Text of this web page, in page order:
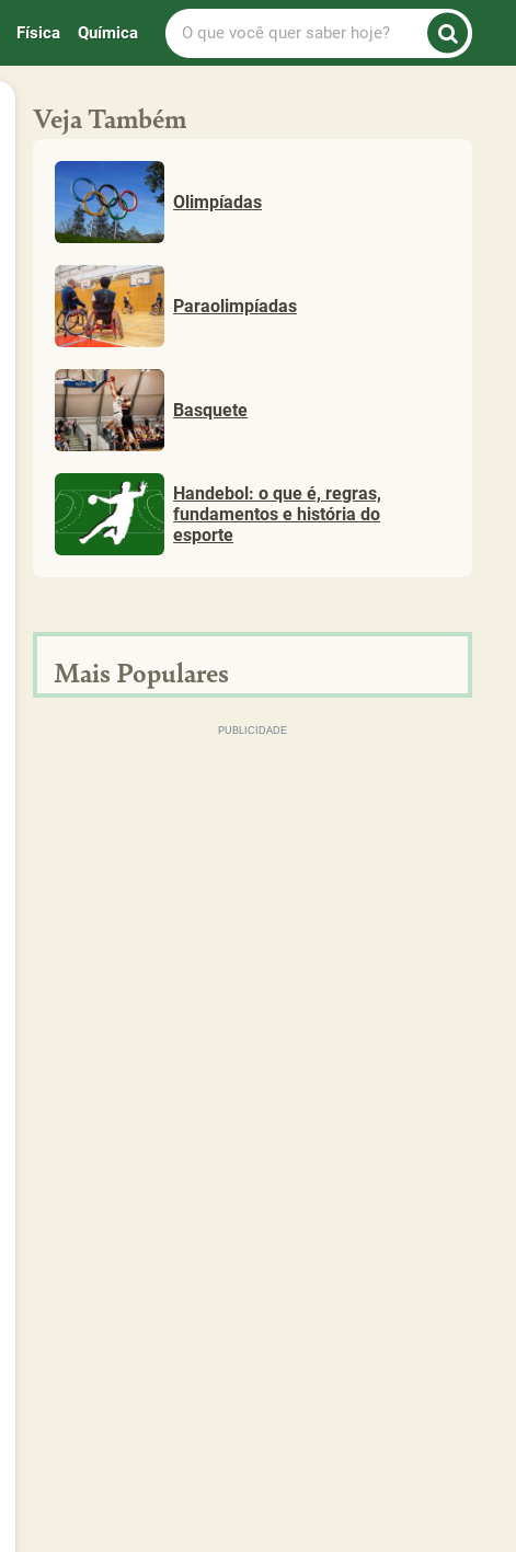
Física Química
O
que
você
saber
Veja Também
Olimpíadas
Paraolimpíadas
Basquete
Handebol: o que é, regras,
fundamentos e história do
esporte
Mais Populares